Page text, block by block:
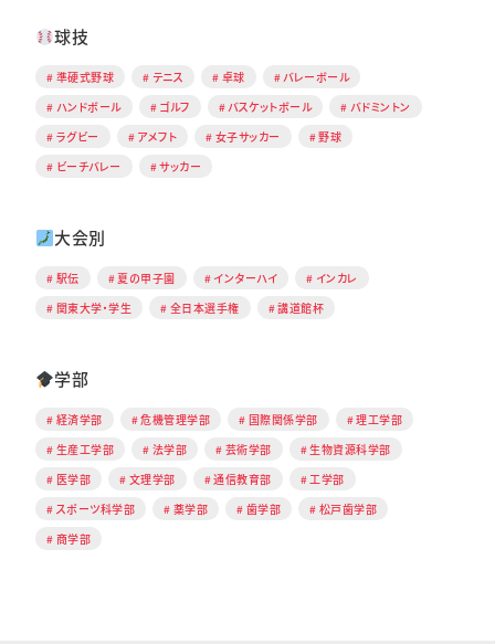
球技
準硬式野球 テニス 卓球
バレーボール
ハンドボール
ゴルフ バスケットボール
バドミントン
ラグビー
アメフト 女子サッカー
野球
ビーチバレー
サッカー
大会別
駅伝 夏の甲子園 インターハイ
インカレ
関東大学・学生
全日本選手権 講道館杯
学部
経済学部 危機管理学部 国際関係学部
理工学部
生産工学部
法学部 芸術学部
生物資源科学部
医学部
文理学部 通信教育部
工学部
スポーツ科学部
薬学部 歯学部
松戸歯学部
商学部